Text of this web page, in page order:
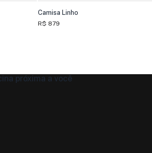
Camisa Linho
R$ 879